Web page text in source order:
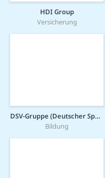
HDI Group
Versicherung
DSV-Gruppe (Deutscher Sparkassen Verlag)
Bildung